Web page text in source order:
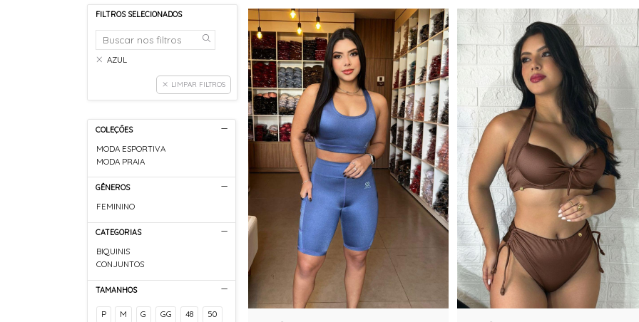
FILTROS SELECIONADOS
AZUL
LIMPAR FILTROS
COLEÇÕES
MODA ESPORTIVA
MODA PRAIA
GÊNEROS
FEMININO
CATEGORIAS
BIQUINIS
CONJUNTOS
TAMANHOS
P M G GG 48 50